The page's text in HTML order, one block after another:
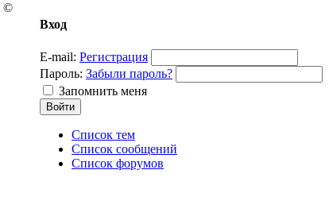
Вход
E-mail: Регистрация
Пароль: Забыли пароль?
Запомнить меня
Список тем
Список сообщений
Список форумов
©